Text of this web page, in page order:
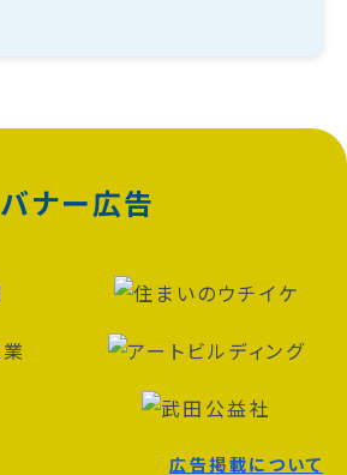
バナー広告
広告掲載について